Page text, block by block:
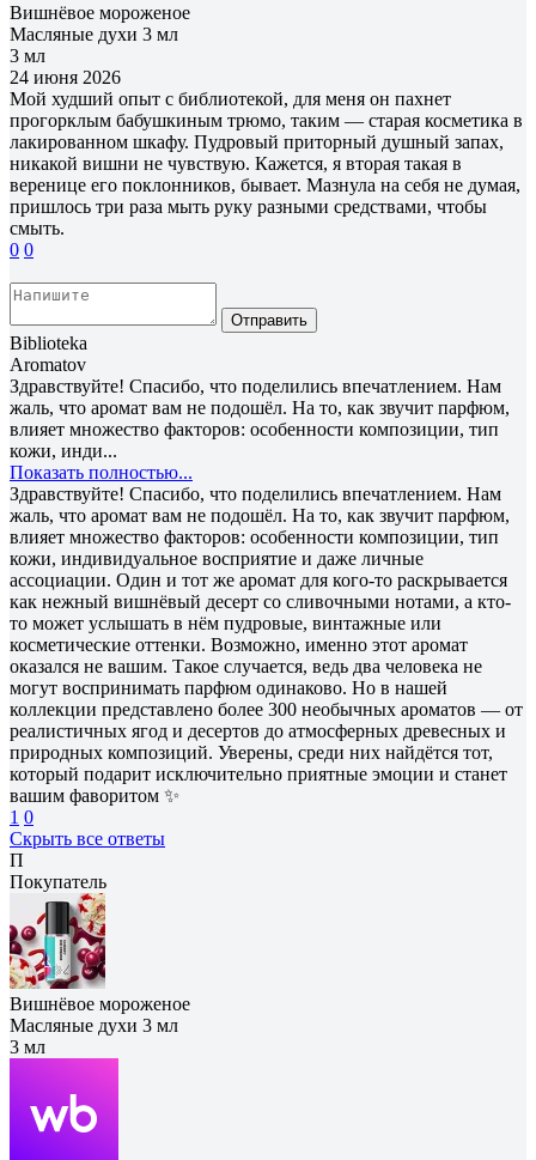
Вишнёвое мороженое
Масляные духи 3 мл
3 мл
24 июня 2026
Мой худший опыт с библиотекой, для меня он пахнет
прогорклым бабушкиным трюмо, таким — старая косметика в
лакированном шкафу. Пудровый приторный душный запах,
никакой вишни не чувствую. Кажется, я вторая такая в
веренице его поклонников, бывает. Мазнула на себя не думая,
пришлось три раза мыть руку разными средствами, чтобы
смыть.
0 0
Отправить
Biblioteka
Aromatov
Здравствуйте! Спасибо, что поделились впечатлением. Нам
жаль, что аромат вам не подошёл. На то, как звучит парфюм,
влияет множество факторов: особенности композиции, тип
кожи, инди...
Показать полностью...
Здравствуйте! Спасибо, что поделились впечатлением. Нам
жаль, что аромат вам не подошёл. На то, как звучит парфюм,
влияет множество факторов: особенности композиции, тип
кожи, индивидуальное восприятие и даже личные
ассоциации. Один и тот же аромат для кого-то раскрывается
как нежный вишнёвый десерт со сливочными нотами, а кто-
то может услышать в нём пудровые, винтажные или
косметические оттенки. Возможно, именно этот аромат
оказался не вашим. Такое случается, ведь два человека не
могут воспринимать парфюм одинаково. Но в нашей
коллекции представлено более 300 необычных ароматов — от
реалистичных ягод и десертов до атмосферных древесных и
природных композиций. Уверены, среди них найдётся тот,
который подарит исключительно приятные эмоции и станет
вашим фаворитом ✨
1 0
Скрыть все ответы
П
Покупатель
Вишнёвое мороженое
Масляные духи 3 мл
3 мл